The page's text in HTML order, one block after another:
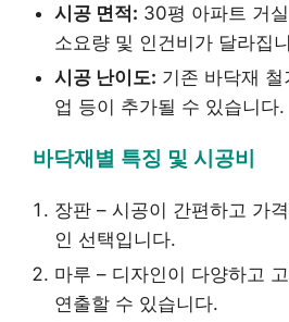
시공 면적: 30평 아파트 거
소요량 및 인건비가 달라집
시공 난이도: 기존 바닥재
업 등이 추가될 수 있습니다.
바닥재별 특징 및 시공비
장판 – 시공이 간편하고 가
인 선택입니다.
마루 – 디자인이 다양하고
연출할 수 있습니다.